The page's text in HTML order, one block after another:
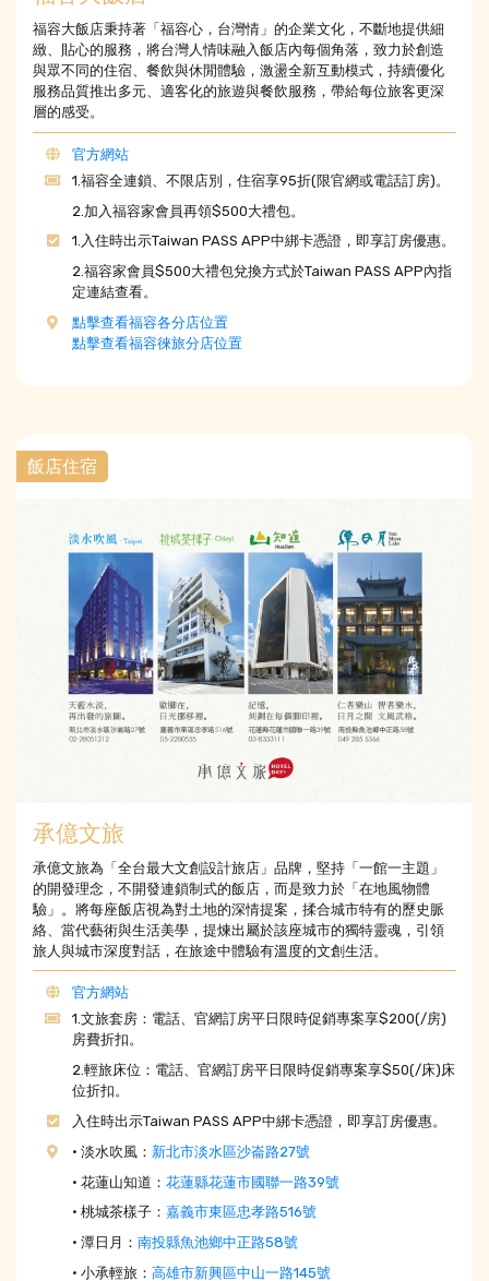
福容大飯店秉持著「福容心，台灣情」的企業文化，不斷地提供細
緻、貼心的服務，將台灣人情味融入飯店內每個角落，致力於創造
與眾不同的住宿、餐飲與休閒體驗，激盪全新互動模式，持續優化
服務品質推出多元、適客化的旅遊與餐飲服務，帶給每位旅客更深
層的感受。
官方網站
1.福容全連鎖、不限店別，住宿享95折(限官網或電話訂房)。
2.加入福容家會員再領$500大禮包。
1.入住時出示Taiwan PASS APP中綁卡憑證，即享訂房優惠。
2.福容家會員$500大禮包兌換方式於Taiwan PASS APP內指
定連結查看。
點擊查看福容各分店位置
點擊查看福容徠旅分店位置
飯店住宿
承億文旅
承億文旅為「全台最大文創設計旅店」品牌，堅持「一館一主題」
的開發理念，不開發連鎖制式的飯店，而是致力於「在地風物體
驗」。將每座飯店視為對土地的深情提案，揉合城市特有的歷史脈
絡、當代藝術與生活美學，提煉出屬於該座城市的獨特靈魂，引領
旅人與城市深度對話，在旅途中體驗有溫度的文創生活。
官方網站
1.文旅套房：電話、官網訂房平日限時促銷專案享$200(/房)
房費折扣。
2.輕旅床位：電話、官網訂房平日限時促銷專案享$50(/床)床
位折扣。
入住時出示Taiwan PASS APP中綁卡憑證，即享訂房優惠。
• 淡水吹風： 新北市淡水區沙崙路27號
• 花蓮山知道： 花蓮縣花蓮市國聯一路39號
• 桃城茶樣子： 嘉義市東區忠孝路516號
• 潭日月： 南投縣魚池鄉中正路58號
• 小承輕旅： 高雄市新興區中山一路145號